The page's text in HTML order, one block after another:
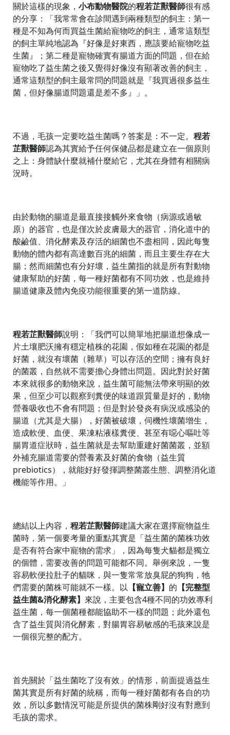
關於這樣的現象， 小布動物醫院的程若芷獸醫師很有感
的分享：「我常常會在診間遇到兩種類型的飼主：第一
種是不知為何而買益生菌給寵物吃的飼主，通常這類型
的飼主單純地認為『好像是好東西，應該要給寵物吃益
生菌』；第二種是寵物確實有腸道方面的問題，但在給
寵物吃了益生菌之後又覺得好像沒有顯著改善的飼主，
通常這類型的飼主最常問的問題就是『我買過很多益生
菌，但好像腸道問題還是差不多』」。
不過，毛孩一定要吃益生菌嗎？答案是：不一定。 程若
芷獸醫師認為其實給予任何保健品都是建立在一個原則
之上：身體缺什麼就補什麼給它，尤其在身體有相關病
況時。
由於動物的腸道是最直接接觸外來食物（病源或過敏
原）的器官，也是僅次於皮膚最大的器官，消化道中的
酸鹼值、消化酵素及存活的細菌也不盡相同，因此每隻
動物的體內都有高達數百兆的細菌，而且主要生存在大
腸；然而細菌也有分好壞，益生菌指的就是所有對動物
健康幫助的好菌，每一種好菌都有不同功效，也是維持
腸道健康及體內免疫功能很重要的第一道防線。
程若芷獸醫師說明：「我們可以簡單地把腸道想像成一
片土壤肥沃擁有穩定植株的花園，假如種在花園的都是
好菌，就沒有壞菌（雜草）可以存活的空間；擁有良好
的菌叢，自然就不需要擔心身體出問題。因此對於好菌
本來就很多的動物來說，益生菌可能無法帶來明顯的效
果，但至少可以觀察到糞便的味道跟質量是好的，動物
營養吸收也不會有問題；但是對於發炎有病況或感染的
腸道（尤其是大腸），好菌被破壞，伺機性壞菌增生，
造成軟便、血便、果凍粘液樣糞便、甚至有噁心嘔吐等
腸胃道症狀時，益生菌就是去幫助重建好菌菌叢，並額
外補充腸道需要的營養素及好菌的食物（益生質
prebiotics），就能好好發揮調整菌叢生態、調整消化道
機能等作用。」
總結以上內容， 程若芷獸醫師建議大家在選擇寵物益生
菌時，第一個要考量的重點其實是「益生菌的菌株功效
是否有符合家中寵物的需求」，因為每隻犬貓都是獨立
的個體，需要改善的問題可能都不同。舉例來說，一隻
容易軟便拉肚子的貓咪，與一隻常常放臭屁的狗狗，牠
們需要的菌株可能就不一樣。以 【寵立善】 的 【完整型
益生菌&消化酵素】 來說，主要包含4種不同的功效專利
益生菌，每一個菌種都能協助不一樣的問題；此外還包
含了益生質與消化酵素，對腸胃容易敏感的毛孩來說是
一個很完整的配方。
首先關於「益生菌吃了沒有效」的情形，前面提過益生
菌其實是所有好菌的統稱，而每一種好菌都有各自的功
效，所以多數情況可能是所提供的菌株剛好沒有對應到
毛孩的需求。